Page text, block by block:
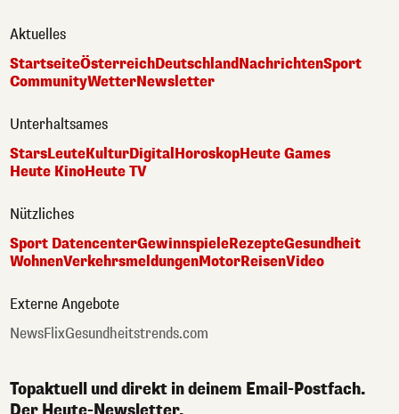
Aktuelles
StartseiteÖsterreichDeutschlandNachrichtenSport
CommunityWetterNewsletter
Unterhaltsames
StarsLeuteKulturDigital HoroskopHeute Games
Heute KinoHeute TV
Nützliches
Sport DatencenterGewinnspieleRezepteGesundheit
WohnenVerkehrsmeldungenMotorReisenVideo
Externe Angebote
NewsFlixGesundheitstrends.com
Topaktuell und direkt in deinem Email-Postfach.